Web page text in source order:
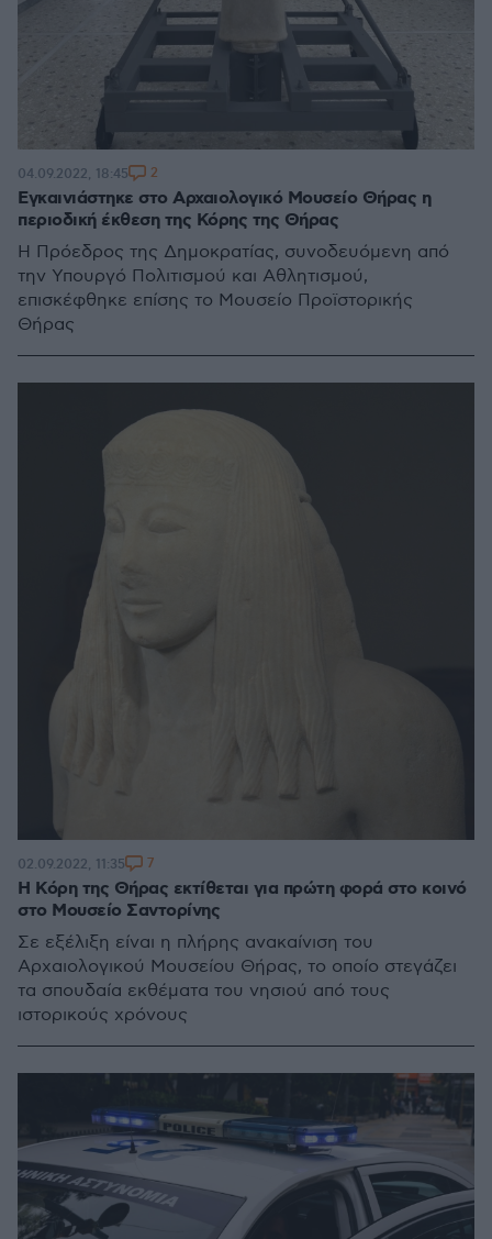
Εγκαινιάστηκε στο Αρχαιολογικό Μουσείο Θήρας η
περιοδική έκθεση της Κόρης της Θήρας
Η Πρόεδρος της Δημοκρατίας, συνοδευόμενη από
την Υπουργό Πολιτισμού και Αθλητισμού,
επισκέφθηκε επίσης το Μουσείο Προϊστορικής
Θήρας
04.09.2022, 18:45 2
Η Κόρη της Θήρας εκτίθεται για πρώτη φορά στο κοινό
στο Μουσείο Σαντορίνης
Σε εξέλιξη είναι η πλήρης ανακαίνιση του
Αρχαιολογικού Μουσείου Θήρας, το οποίο στεγάζει
τα σπουδαία εκθέματα του νησιού από τους
ιστορικούς χρόνους
02.09.2022, 11:35 7